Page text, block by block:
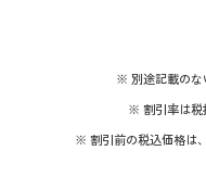
※ 別途記載のな
※ 割引率は税
※ 割引前の税込価格は